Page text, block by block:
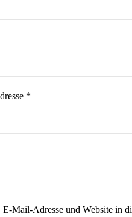
*
E-Mail-Adresse und Website in